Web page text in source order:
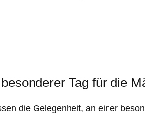
Tag für die
die Gelegenheit, an einer